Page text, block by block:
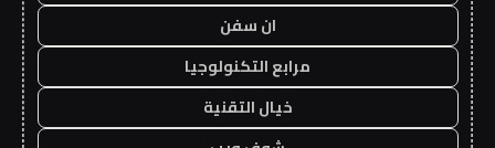
ان سفن
مرابع التكنولوجيا
خيال التقنية